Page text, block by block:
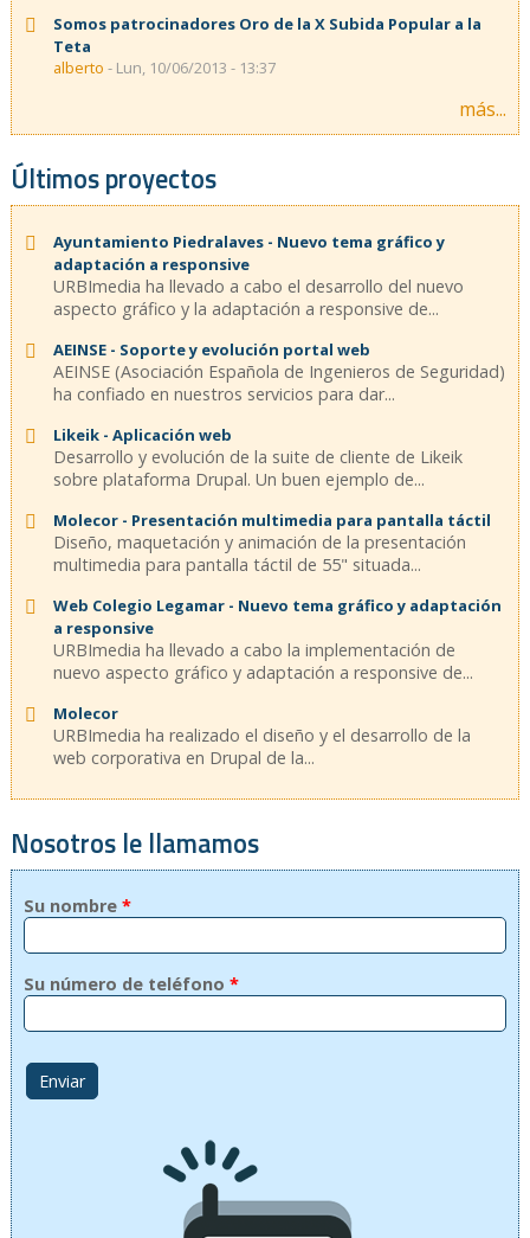
Somos patrocinadores Oro de la X Subida Popular a la
Teta
alberto - Lun, 10/06/2013 - 13:37
más...
Últimos proyectos
Ayuntamiento Piedralaves - Nuevo tema gráfico y
adaptación a responsive
URBImedia ha llevado a cabo el desarrollo del nuevo
aspecto gráfico y la adaptación a responsive de...
AEINSE - Soporte y evolución portal web
AEINSE (Asociación Española de Ingenieros de Seguridad)
ha confiado en nuestros servicios para dar...
Likeik - Aplicación web
Desarrollo y evolución de la suite de cliente de Likeik
sobre plataforma Drupal. Un buen ejemplo de...
Molecor - Presentación multimedia para pantalla táctil
Diseño, maquetación y animación de la presentación
multimedia para pantalla táctil de 55" situada...
Web Colegio Legamar - Nuevo tema gráfico y adaptación
a responsive
URBImedia ha llevado a cabo la implementación de
nuevo aspecto gráfico y adaptación a responsive de...
Molecor
URBImedia ha realizado el diseño y el desarrollo de la
web corporativa en Drupal de la...
Nosotros le llamamos
Su nombre *
Su número de teléfono *